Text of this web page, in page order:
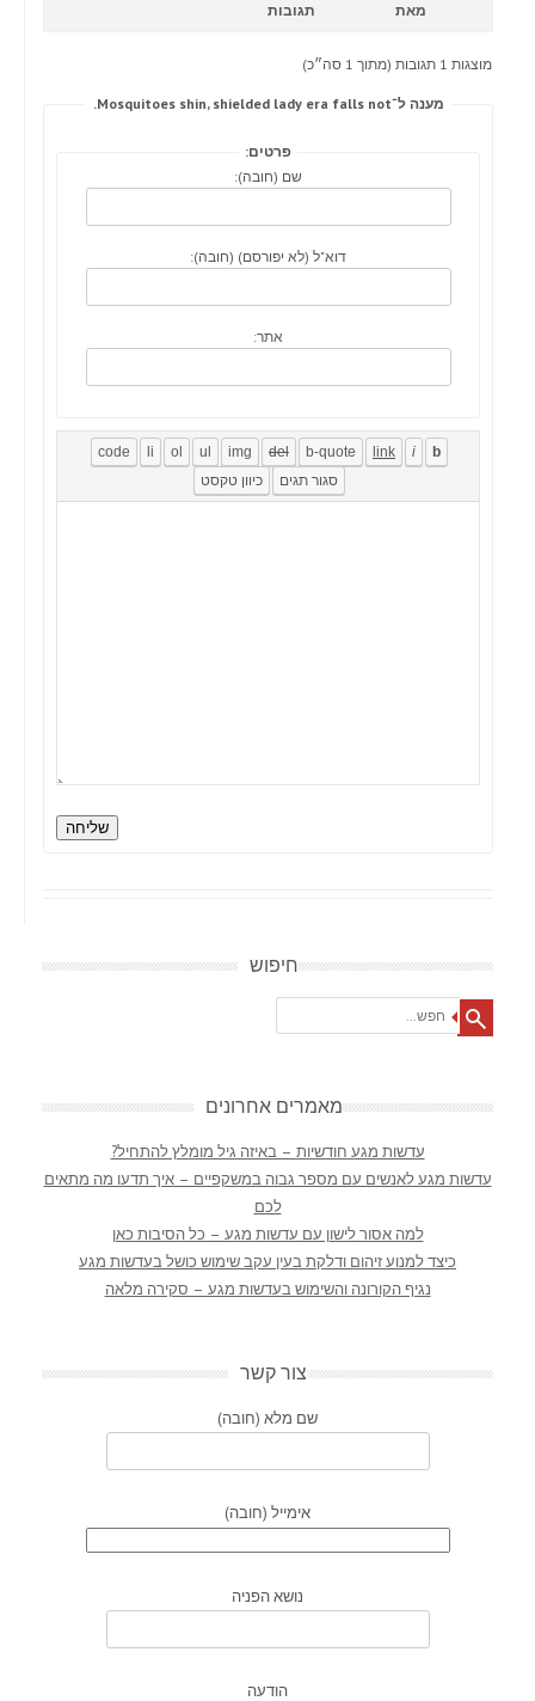
מאת תגובות
מוצגות 1 תגובות (מתוך 1 סה״כ)
מענה ל־Mosquitoes shin, shielded lady era falls not.
פרטים:
שם (חובה):
דוא"ל (לא יפורסם) (חובה):
אתר:
שליחה
חיפוש
מאמרים אחרונים
עדשות מגע חודשיות – באיזה גיל מומלץ להתחיל?
עדשות מגע לאנשים עם מספר גבוה במשקפיים – איך תדעו מה מתאים
לכם
למה אסור לישון עם עדשות מגע – כל הסיבות כאן
כיצד למנוע זיהום ודלקת בעין עקב שימוש כושל בעדשות מגע
נגיף הקורונה והשימוש בעדשות מגע – סקירה מלאה
צור קשר
שם מלא (חובה)
אימייל (חובה)
נושא הפניה
הודעה